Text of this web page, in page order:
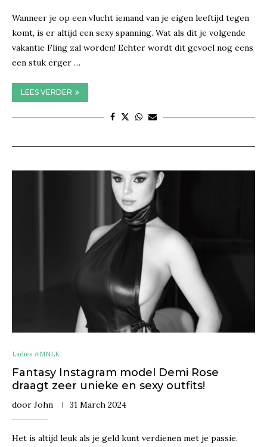
Wanneer je op een vlucht iemand van je eigen leeftijd tegen
komt, is er altijd een sexy spanning. Wat als dit je volgende
vakantie Fling zal worden! Echter wordt dit gevoel nog eens
een stuk erger …
LEES VERDER
Ladies #MNLK
Fantasy Instagram model Demi Rose
draagt zeer unieke en sexy outfits!
door John 31 March 2024
Het is altijd leuk als je geld kunt verdienen met je passie.